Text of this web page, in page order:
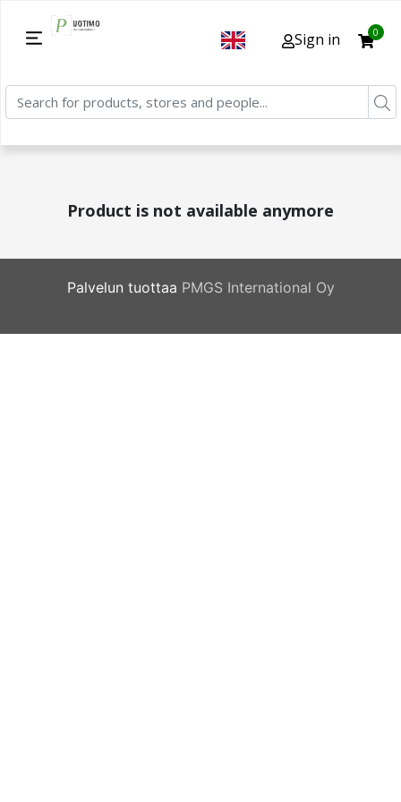
Sign in 0
Product is not available anymore
Palvelun tuottaa PMGS International Oy